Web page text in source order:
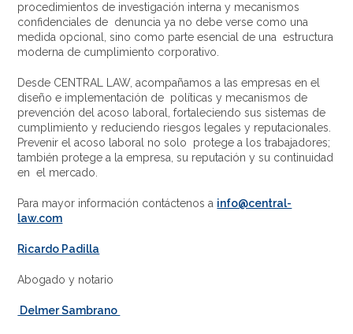
procedimientos de investigación interna y mecanismos
confidenciales de denuncia ya no debe verse como una
medida opcional, sino como parte esencial de una estructura
moderna de cumplimiento corporativo.
Desde CENTRAL LAW, acompañamos a las empresas en el
diseño e implementación de políticas y mecanismos de
prevención del acoso laboral, fortaleciendo sus sistemas de
cumplimiento y reduciendo riesgos legales y reputacionales.
Prevenir el acoso laboral no solo protege a los trabajadores;
también protege a la empresa, su reputación y su continuidad
en el mercado.
Para mayor información contáctenos a info@central-
law.com
Ricardo Padilla
Abogado y notario
Delmer Sambrano